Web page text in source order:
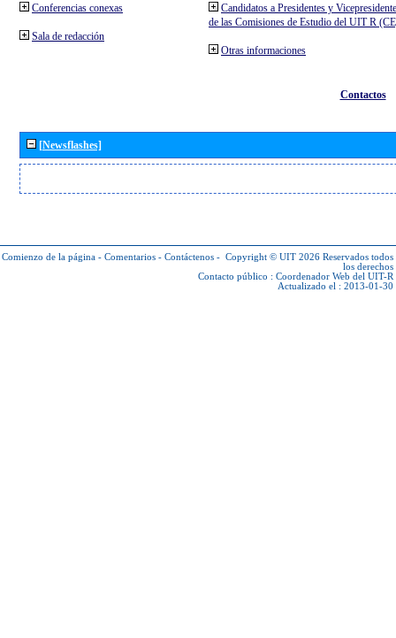
Conferencias conexas
Sala de redacción
Candidatos a Presidentes y
de las Comisiones de Estudio del UIT R
Otras informaciones
Contactos
[Newsflashes]
Comienzo de la página - Comentarios - Contáctenos - Copyright © UIT 2026 Reservados todos
los derechos
Contacto público : Coordenador Web del UIT-R
Actualizado el : 2013-01-30